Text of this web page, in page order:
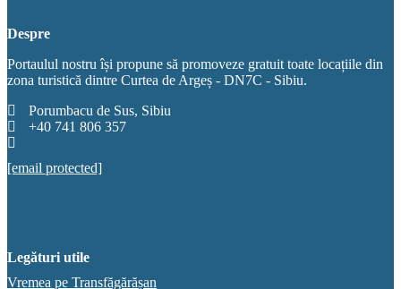
Despre
Portaulul nostru își propune să promoveze gratuit toate locațiile din
zona turistică dintre Curtea de Argeș - DN7C - Sibiu.
Porumbacu de Sus, Sibiu
+40 741 806 357
[email protected]
Legături utile
Vremea pe Transfăgărășan